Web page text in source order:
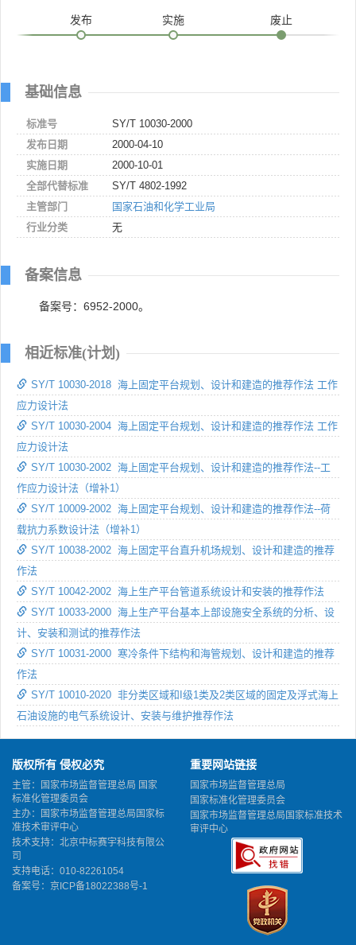
发布 实施 废止
基础信息
标准号
SY/T 10030-2000
发布日期
2000-04-10
实施日期
2000-10-01
全部代替标准
SY/T 4802-1992
主管部门
国家石油和化学工业局
行业分类
无
备案信息
备案号：6952-2000。
相近标准(计划)
SY/T 10030-2018 海上固定平台规划、设计和建造的推荐作法 工作
应力设计法
SY/T 10030-2004 海上固定平台规划、设计和建造的推荐作法 工作
应力设计法
SY/T 10030-2002 海上固定平台规划、设计和建造的推荐作法--工
作应力设计法（增补1）
SY/T 10009-2002 海上固定平台规划、设计和建造的推荐作法--荷
载抗力系数设计法（增补1）
SY/T 10038-2002 海上固定平台直升机场规划、设计和建造的推荐
作法
SY/T 10042-2002 海上生产平台管道系统设计和安装的推荐作法
SY/T 10033-2000 海上生产平台基本上部设施安全系统的分析、设
计、安装和测试的推荐作法
SY/T 10031-2000 寒冷条件下结构和海管规划、设计和建造的推荐
作法
SY/T 10010-2020 非分类区域和I级1类及2类区域的固定及浮式海上
石油设施的电气系统设计、安装与维护推荐作法
版权所有 侵权必究
主管：国家市场监督管理总局 国家
标准化管理委员会
主办：国家市场监督管理总局国家标
准技术审评中心
技术支持：北京中标赛宇科技有限公
司
支持电话：010-82261054
备案号： 京ICP备18022388号-1
重要网站链接
国家市场监督管理总局
国家标准化管理委员会
国家市场监督管理总局国家标准技术
审评中心